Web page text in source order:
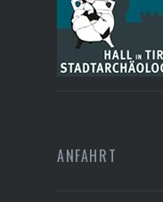
ANFAHRT